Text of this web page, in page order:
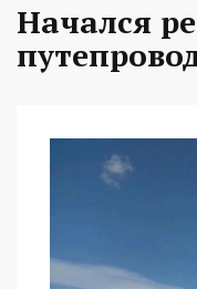
Начался